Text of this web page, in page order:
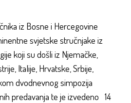
iz Bosne i Hercegovine
svjetske stručnjake iz
koji su došli iz Njemačke,
Italije, Hrvatske, Srbije,
dvodnevnog simpozija
predavanja te je izvedeno 14